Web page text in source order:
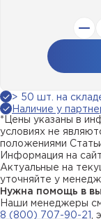
> 50 шт. на
Наличие у
*Цены указаны в
условиях не
положениями
Информация на
Актуальные на
уточняйте у
Нужна помощь в
Наши менеджеры
8 (800) 707-90-21
,